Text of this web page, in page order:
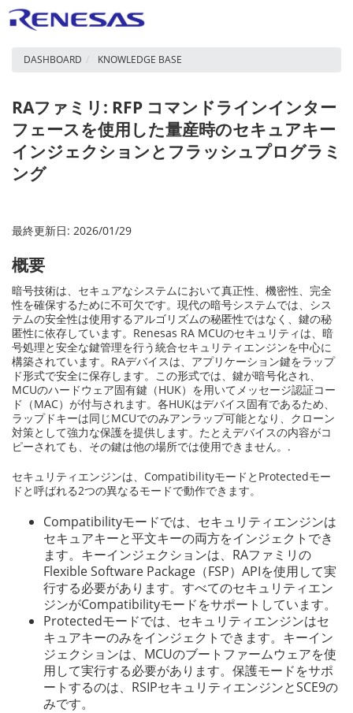
DASHBOARD KNOWLEDGE BASE
RAファミリ: RFP コマンドラインインター
フェースを使用した量産時のセキュアキー
インジェクションとフラッシュプログラミ
ング
最終更新日: 2026/01/29
概要
暗号技術は、セキュアなシステムにおいて真正性、機密性、完全
性を確保するために不可欠です。現代の暗号システムでは、シス
テムの安全性は使用するアルゴリズムの秘匿性ではなく、鍵の秘
匿性に依存しています。Renesas RA MCUのセキュリティは、暗
号処理と安全な鍵管理を行う統合セキュリティエンジンを中心に
構築されています。RAデバイスは、アプリケーション鍵をラップ
ド形式で安全に保存します。この形式では、鍵が暗号化され、
MCUのハードウェア固有鍵（HUK）を用いてメッセージ認証コー
ド（MAC）が付与されます。各HUKはデバイス固有であるため、
ラップドキーは同じMCUでのみアンラップ可能となり、クローン
対策として強力な保護を提供します。たとえデバイスの内容がコ
ピーされても、その鍵は他の場所では使用できません。.
セキュリティエンジンは、CompatibilityモードとProtectedモー
ドと呼ばれる2つの異なるモードで動作できます。
Compatibilityモードでは、セキュリティエンジンは
セキュアキーと平文キーの両方をインジェクトでき
ます。キーインジェクションは、RAファミリの
Flexible Software Package（FSP）APIを使用して実
行する必要があります。すべてのセキュリティエン
ジンがCompatibilityモードをサポートしています。
Protectedモードでは、セキュリティエンジンはセ
キュアキーのみをインジェクトできます。キーイン
ジェクションは、MCUのブートファームウェアを使
用して実行する必要があります。保護モードをサポ
ートするのは、RSIPセキュリティエンジンとSCE9の
みです。